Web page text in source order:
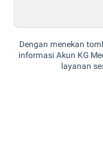
Dengan menekan
informasi Akun KG
layanan